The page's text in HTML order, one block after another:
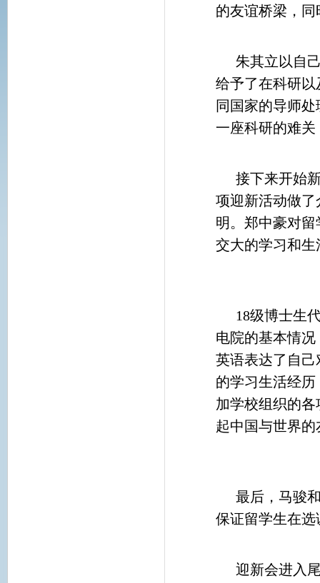
的友谊桥梁，
朱其立以自
给予了在科研
同国家的导师
一座科研的难
接下来开始
项迎新活动做
明。郑中豪对
交大的学习和生
18级博士生
电院的基本情
英语表达了自
的学习生活经
加学校组织的
起中国与世界
最后，马骏
保证留学生在
迎新会进入